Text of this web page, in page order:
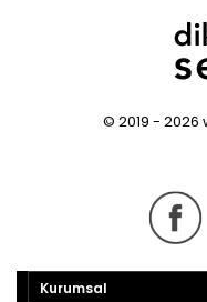
© 2019 -
Kurumsal